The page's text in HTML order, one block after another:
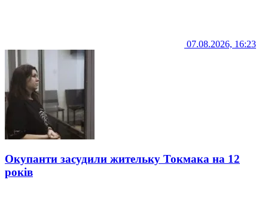
07.08.2026, 16:23
Окупанти засудили жительку Токмака на 12
років